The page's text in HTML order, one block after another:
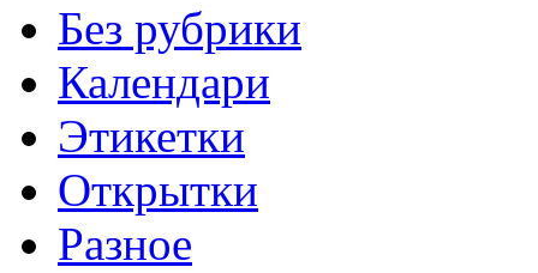
Без рубрики
Календари
Этикетки
Открытки
Разное